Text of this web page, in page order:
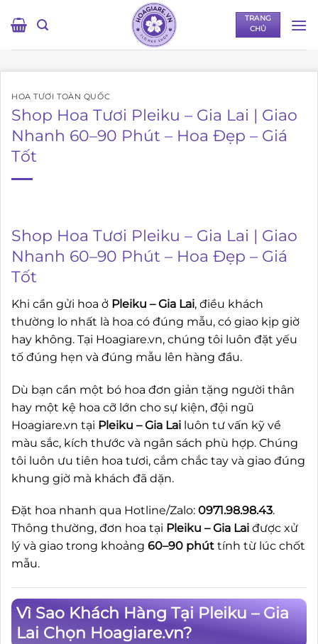
qua
TRANG
CHỦ
HOA TƯƠI TOÀN QUỐC
Shop Hoa Tươi Pleiku – Gia Lai | Giao
Nhanh 60–90 Phút – Hoa Đẹp – Giá
Tốt
Shop Hoa Tươi Pleiku – Gia Lai | Giao
Nhanh 60–90 Phút – Hoa Đẹp – Giá
Tốt
Khi cần gửi hoa ở Pleiku – Gia Lai, điều khách
thường lo nhất là hoa có đúng mẫu, có giao kịp giờ
hay không. Tại Hoagiare.vn, chúng tôi luôn đặt yếu
tố đúng hẹn và đúng mẫu lên hàng đầu.
Dù bạn cần một bó hoa đơn giản tặng người thân
hay một kệ hoa cỡ lớn cho sự kiện, đội ngũ
Hoagiare.vn tại Pleiku – Gia Lai luôn tư vấn kỹ về
màu sắc, kích thước và ngân sách phù hợp. Chúng
tôi luôn ưu tiên hoa tươi, cắm chắc tay và giao đúng
khung giờ mà khách đã dặn.
Đặt hoa nhanh qua Hotline/Zalo: 0971.98.98.43.
Thông thường, đơn hoa tại Pleiku – Gia Lai được xử
lý và giao trong khoảng 60–90 phút tính từ lúc chốt
mẫu.
Vì Sao Khách Hàng Tại Pleiku – Gia
Lai Chọn Hoagiare.vn?